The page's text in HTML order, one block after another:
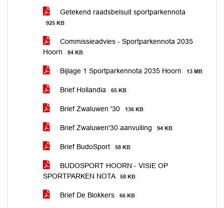
Getekend raadsbelsuit sportparkennota
925 KB
Commissieadvies - Sportparkennota 2035
Hoorn
84 KB
Bijlage 1 Sportparkennota 2035 Hoorn 13 MB
Brief Hollandia 65 KB
Brief Zwaluwen '30 136 KB
Brief Zwaluwen'30 aanvulling 94 KB
Brief BudoSport 58 KB
BUDOSPORT HOORN - VISIE OP
SPORTPARKEN NOTA
58 KB
Brief De Blokkers 66 KB